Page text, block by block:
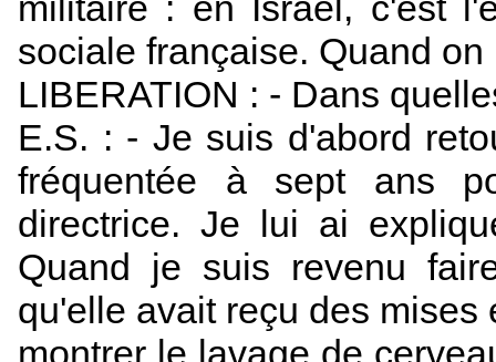
sociale française. Quand
LIBERATION : - Dans
E.S. : - Je suis d'abord
fréquentée à sept ans
directrice. Je lui ai
Quand je suis revenu
qu'elle avait reçu des
montrer le lavage de